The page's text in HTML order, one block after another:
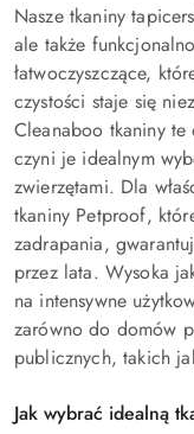
Nasze tkaniny
ale także
łatwoczyszczące,
czystości staje się
Cleanaboo tkaniny te
czyni je idealnym
zwierzętami. Dla
tkaniny Petproof,
zadrapania,
przez lata. Wysoka
na intensywne
zarówno do domów
publicznych, takich
Jak wybrać idealną